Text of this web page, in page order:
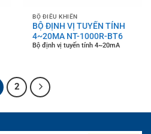
BỘ ĐIỀU KHIỂN
BỘ ĐỊNH VỊ TUYẾN TÍNH
4~20MA NT-1000R-BT6
Bộ định vị tuyến tính 4~20mA
2